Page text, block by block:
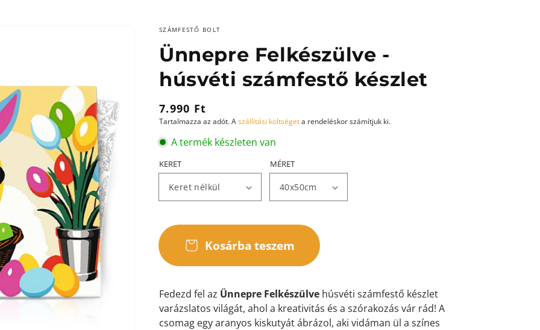
SZÁMFESTŐ BOLT
Ünnepre Felkészülve -
húsvéti számfestő készlet
Normál
ár
7.990 Ft
Tartalmazza az adót. Aszállítási költségeta rendeléskor számítjuk ki.
A termék készleten van
KERET MÉRET
Kosárba teszem
Fedezd fel az Ünnepre Felkészülve húsvéti számfestő készlet
varázslatos világát, ahol a kreativitás és a szórakozás vár rád! A
csomag egy aranyos kiskutyát ábrázol, aki vidáman ül a színes